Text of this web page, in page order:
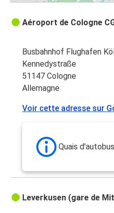
Aéroport de Cologne
Busbahnhof Flughafen
Kennedystraße
51147 Cologne
Allemagne
Voir cette adresse sur
Quais
Leverkusen (gare de